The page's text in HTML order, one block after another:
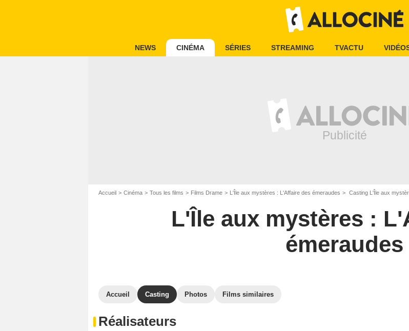
NEWS CINÉMA SÉRIES STREAMING TVACTU
Accueil Cinéma Tous les films Films Drame L'Île aux mystères : L'Affaire des émeraudes Casting L'Île aux
L'Île aux mystères :
émeraudes
Accueil Casting Photos Films similaires
Réalisateurs